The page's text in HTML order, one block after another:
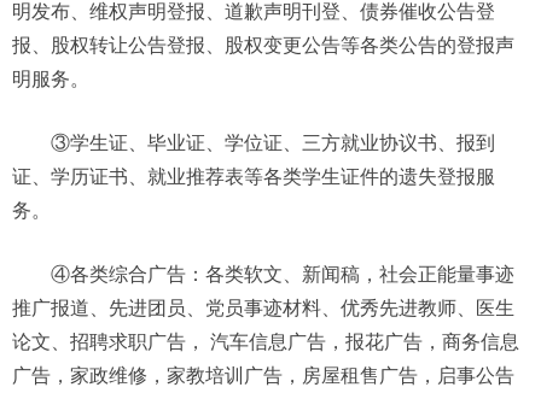
明发布、维权声明登报、道歉声明刊登、债券催收公告登
报、股权转让公告登报、股权变更公告等各类公告的登报声
明服务。
③学生证、毕业证、学位证、三方就业协议书、报到
证、学历证书、就业推荐表等各类学生证件的遗失登报服
务。
④各类综合广告：各类软文、新闻稿，社会正能量事迹
推广报道、先进团员、党员事迹材料、优秀先进教师、医生
论文、招聘求职广告， 汽车信息广告，报花广告，商务信息
广告，家政维修，家教培训广告，房屋租售广告，启事公告